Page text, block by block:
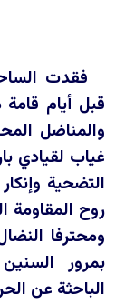
فقدت
قبل أيام قامة
والمناضل
غياب لقيادي
التضحية
روح المقاومة
ومحترفا
بمرور
الباحثة عن